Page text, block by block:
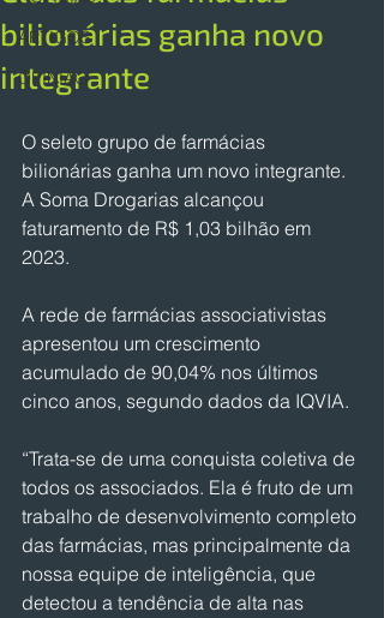
ARTIGOS
OPINIÃO
bilionárias ganha novo
integrante
O seleto grupo de farmácias
bilionárias ganha um novo integrante.
A Soma Drogarias alcançou
faturamento de R$ 1,03 bilhão em
2023.
A rede de farmácias associativistas
apresentou um crescimento
acumulado de 90,04% nos últimos
cinco anos, segundo dados da IQVIA.
“Trata-se de uma conquista coletiva de
todos os associados. Ela é fruto de um
trabalho de desenvolvimento completo
das farmácias, mas principalmente da
nossa equipe de inteligência, que
detectou a tendência de alta nas